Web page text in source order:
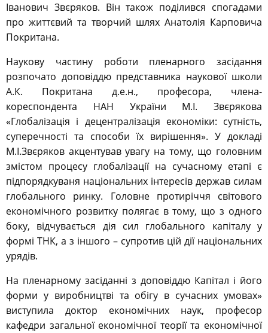
Іванович Звєряков. Він також поділився спогадами
про життєвий та творчий шлях Анатолія Карповича
Покритана.
Наукову частину роботи пленарного засідання
розпочато доповіддю представника наукової школи
А.К. Покритана д.е.н., професора, члена-
кореспондента НАН України М.І. Звєрякова
«Глобалізація і децентралізація економіки: сутність,
суперечності та способи їх вирішення». У докладі
М.І.Звєряков акцентував увагу на тому, що головним
змістом процесу глобалізації на сучасному етапі є
підпорядкуваня національних інтересів держав силам
глобального ринку. Головне протиріччя світового
економічного розвитку полягає в тому, що з одного
боку, відчувається дія сил глобального капіталу у
формі ТНК, а з іншого – супротив цій дії національних
урядів.
На пленарному засіданні з доповіддю Капітал і його
форми у виробництві та обігу в сучасних умовах»
виступила доктор економічних наук, професор
кафедри загальної економічної теорії та економічної